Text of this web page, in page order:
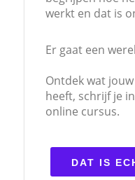
werkt en dat is
Er gaat een
Ontdek wat
heeft, schrijf je
online cursus.
DAT IS